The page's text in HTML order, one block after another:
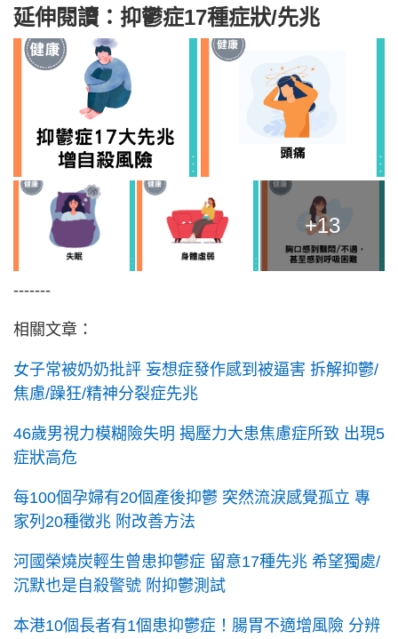
延伸閱讀：抑鬱症17種症狀/先兆
+13
-------
相關文章：
女子常被奶奶批評 妄想症發作感到被逼害 拆解抑鬱/
焦慮/躁狂/精神分裂症先兆
46歲男視力模糊險失明 揭壓力大患焦慮症所致 出現5
症狀高危
每100個孕婦有20個產後抑鬱 突然流淚感覺孤立 專
家列20種徵兆 附改善方法
河國榮燒炭輕生曾患抑鬱症 留意17種先兆 希望獨處/
沉默也是自殺警號 附抑鬱測試
本港10個長者有1個患抑鬱症！腸胃不適增風險 分辨